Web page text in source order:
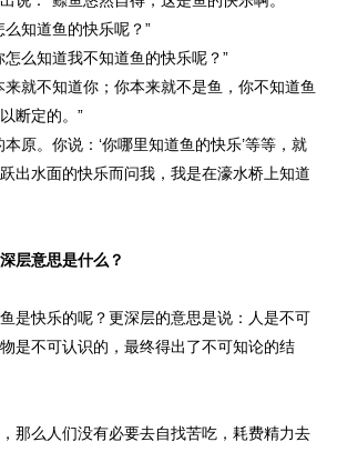
知道鱼的快乐呢？”
怎么知道我不知道鱼的快乐呢？”
来就不知道你；你本来就不是鱼，你不知道鱼
断定的。”
原。你说：‘你哪里知道鱼的快乐’等等，就
出水面的快乐而问我，我是在濠水桥上知道
层意思是什么？
是快乐的呢？更深层的意思是说：人是不可
是不可认识的，最终得出了不可知论的结
那么人们没有必要去自找苦吃，耗费精力去